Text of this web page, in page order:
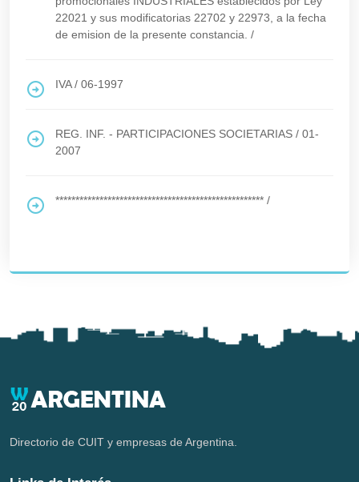
22021 y sus modificatorias 22702 y 22973, a la fecha
de emision de la presente constancia. /
IVA/ 06-1997
REG. INF. - PARTICIPACIONES SOCIETARIAS / 01-
2007
**************************************************** /
Directorio de CUIT y empresas de Argentina.